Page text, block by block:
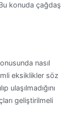
konuda çağdaş
nasıl
eksiklikler söz
ulaşılmadığını
geliştirilmeli